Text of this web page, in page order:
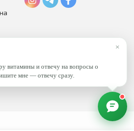
×
витамины и отвечу на вопросы о
мне — отвечу сразу.